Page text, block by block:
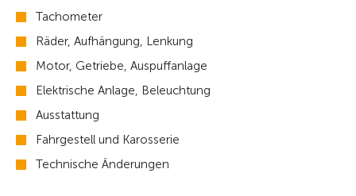
Tachometer
Räder, Aufhängung, Lenkung
Motor, Getriebe, Auspuffanlage
Elektrische Anlage, Beleuchtung
Ausstattung
Fahrgestell und Karosserie
Technische Änderungen